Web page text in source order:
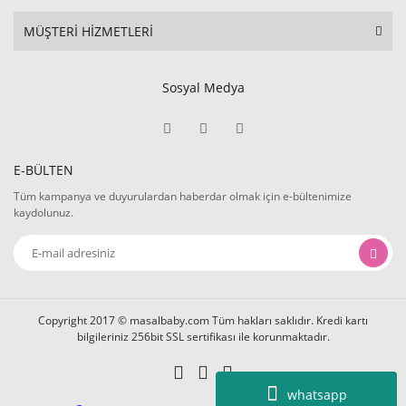
whatsapp
MÜŞTERİ HİZMETLERİ
Sosyal Medya
E-BÜLTEN
Tüm kampanya ve duyurulardan haberdar olmak için e-bültenimize
kaydolunuz.
Copyright 2017 © masalbaby.com Tüm hakları saklıdır. Kredi kartı
bilgileriniz 256bit SSL sertifikası ile korunmaktadır.